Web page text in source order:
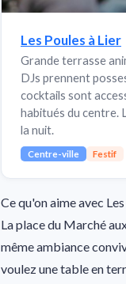
Les Poules à Lier
Grande terrasse
DJs prennent
cocktails sont
habitués du centre.
la nuit.
Centre-ville Festif
Ce qu'on aime avec
La place du Marché
même ambiance
voulez une table en